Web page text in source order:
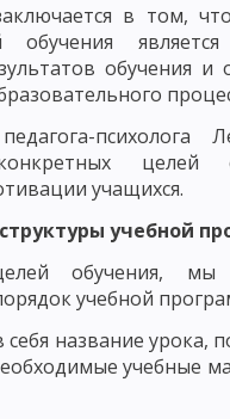
в том,
обучения
обучения и
психолога
целей
учащихся.
учебной
обучения, мы
учебной
название урока,
учебные